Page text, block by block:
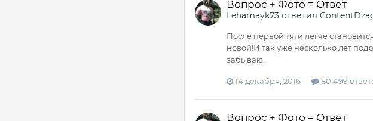
Вопрос + Фото = Ответ
Lehamayk73ответил
После первой тяги легче
новой!И так уже несколько лет
забываю.
14 декабря, 2016 80,499
Вопрос + Фото = Ответ